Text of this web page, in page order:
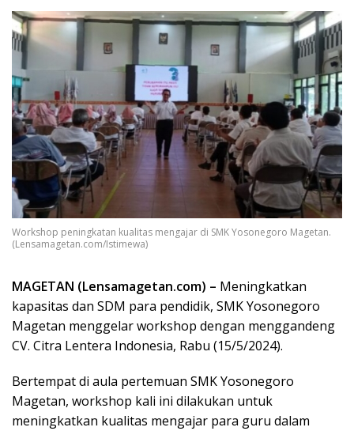
Workshop peningkatan kualitas mengajar di SMK Yosonegoro Magetan.
(Lensamagetan.com/Istimewa)
MAGETAN (Lensamagetan.com) – Meningkatkan
kapasitas dan SDM para pendidik, SMK Yosonegoro
Magetan menggelar workshop dengan menggandeng
CV. Citra Lentera Indonesia, Rabu (15/5/2024).
Bertempat di aula pertemuan SMK Yosonegoro
Magetan, workshop kali ini dilakukan untuk
meningkatkan kualitas mengajar para guru dalam